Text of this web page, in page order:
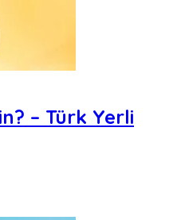
– Türk Yerli